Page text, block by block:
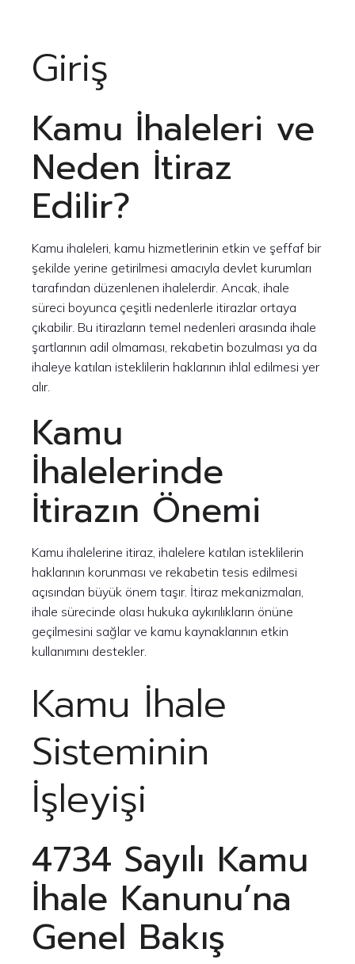
Giriş
Kamu İhaleleri ve
Neden İtiraz
Edilir?
Kamu ihaleleri, kamu hizmetlerinin etkin ve şeffaf bir
şekilde yerine getirilmesi amacıyla devlet kurumları
tarafından düzenlenen ihalelerdir. Ancak, ihale
süreci boyunca çeşitli nedenlerle itirazlar ortaya
çıkabilir. Bu itirazların temel nedenleri arasında ihale
şartlarının adil olmaması, rekabetin bozulması ya da
ihaleye katılan isteklilerin haklarının ihlal edilmesi yer
alır.
Kamu
İhalelerinde
İtirazın Önemi
Kamu ihalelerine itiraz, ihalelere katılan isteklilerin
haklarının korunması ve rekabetin tesis edilmesi
açısından büyük önem taşır. İtiraz mekanizmaları,
ihale sürecinde olası hukuka aykırılıkların önüne
geçilmesini sağlar ve kamu kaynaklarının etkin
kullanımını destekler.
Kamu İhale
Sisteminin
İşleyişi
4734 Sayılı Kamu
İhale Kanunu’na
Genel Bakış